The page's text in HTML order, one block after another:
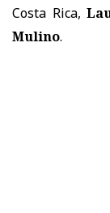
Costa Rica,
Mulino.